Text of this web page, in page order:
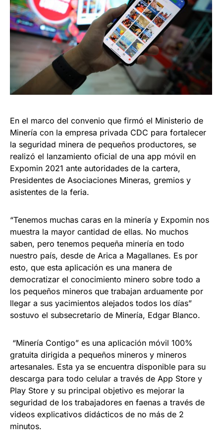
En el marco del convenio que firmó el Ministerio de
Minería con la empresa privada CDC para fortalecer
la seguridad minera de pequeños productores, se
realizó el lanzamiento oficial de una app móvil en
Expomin 2021 ante autoridades de la cartera,
Presidentes de Asociaciones Mineras, gremios y
asistentes de la feria.
“Tenemos muchas caras en la minería y Expomin nos
muestra la mayor cantidad de ellas. No muchos
saben, pero tenemos pequeña minería en todo
nuestro país, desde de Arica a Magallanes. Es por
esto, que esta aplicación es una manera de
democratizar el conocimiento minero sobre todo a
los pequeños mineros que trabajan arduamente por
llegar a sus yacimientos alejados todos los días”
sostuvo el subsecretario de Minería, Edgar Blanco.
“Minería Contigo” es una aplicación móvil 100%
gratuita dirigida a pequeños mineros y mineros
artesanales. Esta ya se encuentra disponible para su
descarga para todo celular a través de App Store y
Play Store y su principal objetivo es mejorar la
seguridad de los trabajadores en faenas a través de
videos explicativos didácticos de no más de 2
minutos.